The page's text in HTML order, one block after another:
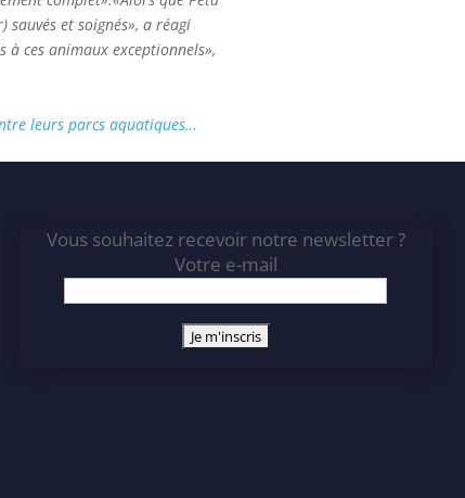
et soignés», a réagi
ces animaux exceptionnels»,
leurs parcs aquatiques…
Vous souhaitez recevoir notre newsletter ?
Votre e-mail